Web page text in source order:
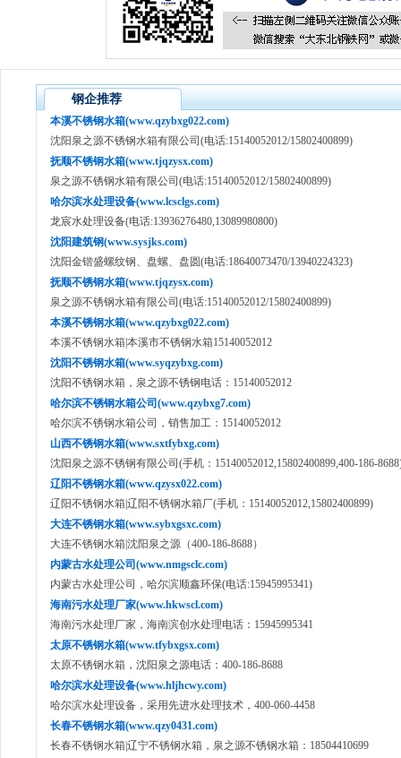
钢企推荐
本溪不锈钢水箱(www.qzybxg022.com)
沈阳泉之源不锈钢水箱有限公司(电话:15140052012/15802400899)
抚顺不锈钢水箱(www.tjqzysx.com)
泉之源不锈钢水箱有限公司(电话:15140052012/15802400899)
哈尔滨水处理设备(www.lcsclgs.com)
龙宸水处理设备(电话:13936276480,13089980800)
沈阳建筑钢(www.sysjks.com)
沈阳金锴盛螺纹钢、盘螺、盘圆(电话:18640073470/13940224323)
抚顺不锈钢水箱(www.tjqzysx.com)
泉之源不锈钢水箱有限公司(电话:15140052012/15802400899)
本溪不锈钢水箱(www.qzybxg022.com)
本溪不锈钢水箱|本溪市不锈钢水箱15140052012
沈阳不锈钢水箱(www.syqzybxg.com)
沈阳不锈钢水箱，泉之源不锈钢电话：15140052012
哈尔滨不锈钢水箱公司(www.qzybxg7.com)
哈尔滨不锈钢水箱公司，销售加工：15140052012
山西不锈钢水箱(www.sxtfybxg.com)
沈阳泉之源不锈钢有限公司(手机：15140052012,15802400899,400-186-
辽阳不锈钢水箱(www.qzysx022.com)
辽阳不锈钢水箱|辽阳不锈钢水箱厂(手机：15140052012,15802400899)
大连不锈钢水箱(www.sybxgsxc.com)
大连不锈钢水箱|沈阳泉之源（400-186-8688）
内蒙古水处理公司(www.nmgsclc.com)
内蒙古水处理公司，哈尔滨顺鑫环保(电话:15945995341)
海南污水处理厂家(www.hkwscl.com)
海南污水处理厂家，海南滨创水处理电话：15945995341
太原不锈钢水箱(www.tfybxgsx.com)
太原不锈钢水箱，沈阳泉之源电话：400-186-8688
哈尔滨水处理设备(www.hljhcwy.com)
哈尔滨水处理设备，采用先进水处理技术，400-060-4458
长春不锈钢水箱(www.qzy0431.com)
长春不锈钢水箱|辽宁不锈钢水箱，泉之源不锈钢水箱：18504410699